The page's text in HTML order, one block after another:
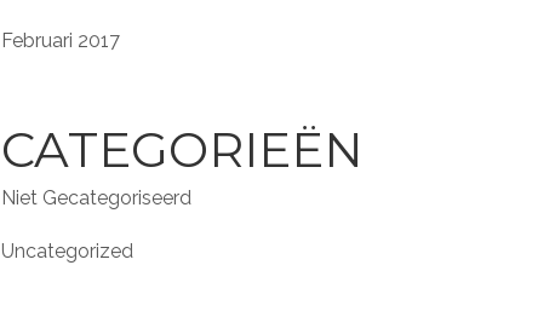
Februari 2017
CATEGORIEËN
Niet Gecategoriseerd
Uncategorized